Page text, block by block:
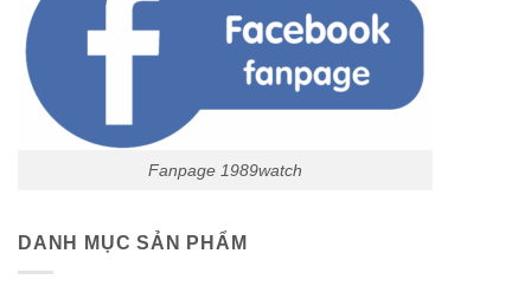
Fanpage 1989watch
DANH MỤC SẢN PHẨM